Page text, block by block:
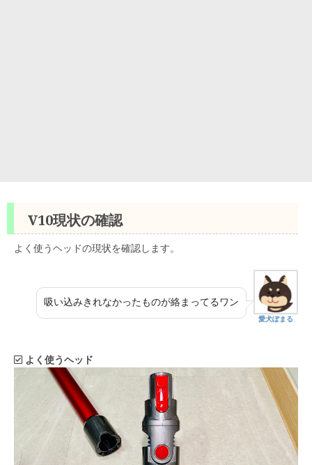
V10現状の確認
よく使うヘッドの現状を確認します。
吸い込みきれなかったものが絡まってるワン
愛犬ぽまる
よく使うヘッド